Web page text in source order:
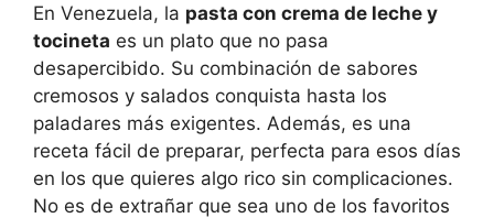
En Venezuela, la pasta con crema de leche y
tocineta es un plato que no pasa
desapercibido. Su combinación de sabores
cremosos y salados conquista hasta los
paladares más exigentes. Además, es una
receta fácil de preparar, perfecta para esos días
en los que quieres algo rico sin complicaciones.
No es de extrañar que sea uno de los favoritos